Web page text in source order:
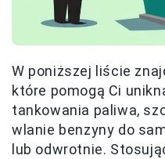
W poniższej liście
które pomogą Ci
tankowania paliwa,
wlanie benzyny do
lub odwrotnie.